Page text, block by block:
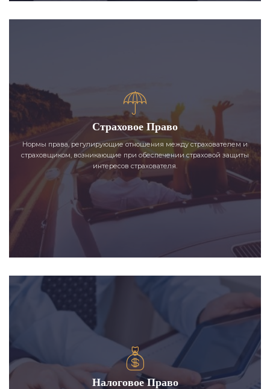
Страховое Право
Нормы права, регулирующие отношения между страхователем и
страховщиком, возникающие при обеспечении страховой защиты
интересов страхователя.
Налоговое Право